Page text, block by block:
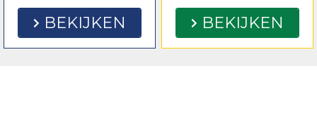
BEKIJKEN BEKIJKEN